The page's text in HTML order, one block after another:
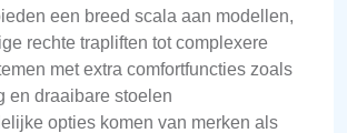
een breed scala aan modellen,
rechte trapliften tot complexere
met extra comfortfuncties zoals
en draaibare stoelen
opties komen van merken als